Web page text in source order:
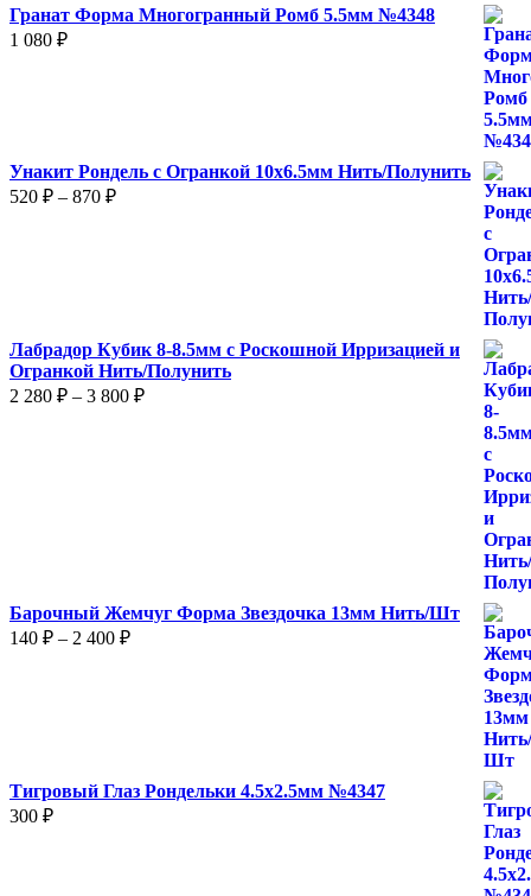
Гранат Форма Многогранный Ромб 5.5мм №4348
1 080 ₽
Унакит Рондель с Огранкой 10х6.5мм Нить/Полунить
520 ₽ – 870 ₽Диапазон
Лабрадор Кубик 8-8.5мм с Роскошной Ирризацией и
Огранкой Нить/Полунить
2 280 ₽ – 3 800 ₽Диапазон
Барочный Жемчуг Форма Звездочка 13мм Нить/Шт
140 ₽ – 2 400 ₽Диапазон
Тигровый Глаз Рондельки 4.5х2.5мм №4347
300 ₽